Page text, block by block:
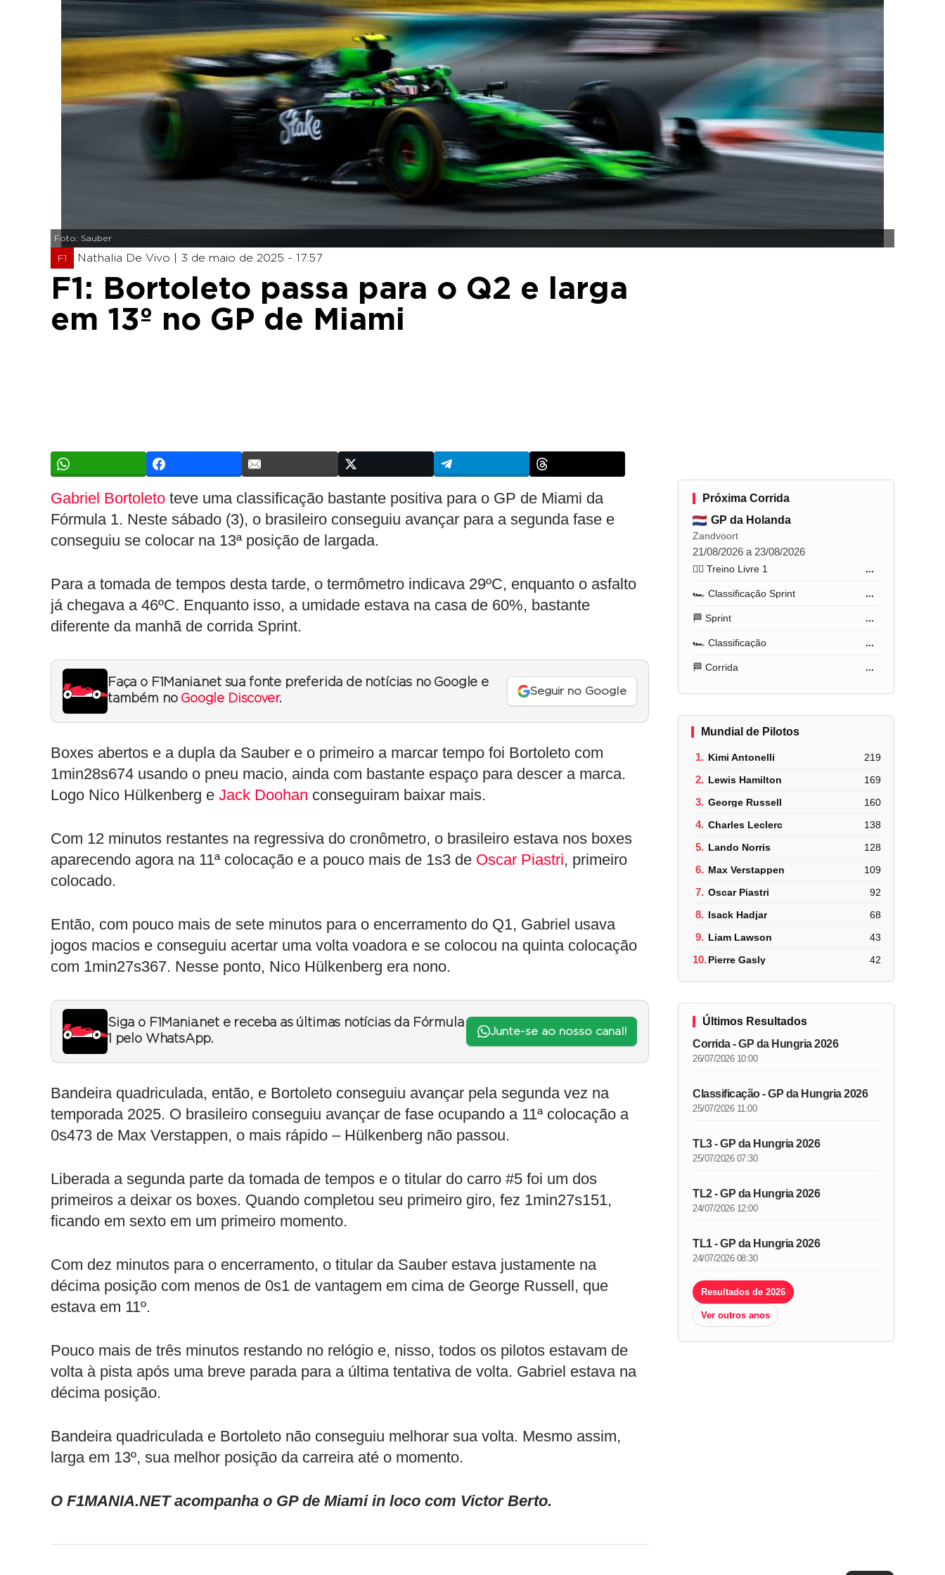
Foto: Sauber
F1 Nathalia De Vivo | 3 de maio de 2025 - 17:57
F1: Bortoleto passa para o Q2 e larga
em 13º no GP de Miami
Gabriel Bortoleto teve uma classificação bastante positiva para o GP de Miami da
Fórmula 1. Neste sábado (3), o brasileiro conseguiu avançar para a segunda fase e
conseguiu se colocar na 13ª posição de largada.
Para a tomada de tempos desta tarde, o termômetro indicava 29ºC, enquanto o asfalto
já chegava a 46ºC. Enquanto isso, a umidade estava na casa de 60%, bastante
diferente da manhã de corrida Sprint.
Faça o F1Mania.net sua fonte preferida de notícias no Google e
também no Google Discover.
Seguir no Google
Boxes abertos e a dupla da Sauber e o primeiro a marcar tempo foi Bortoleto com
1min28s674 usando o pneu macio, ainda com bastante espaço para descer a marca.
Logo Nico Hülkenberg e Jack Doohan conseguiram baixar mais.
Com 12 minutos restantes na regressiva do cronômetro, o brasileiro estava nos boxes
aparecendo agora na 11ª colocação e a pouco mais de 1s3 de Oscar Piastri, primeiro
colocado.
Então, com pouco mais de sete minutos para o encerramento do Q1, Gabriel usava
jogos macios e conseguiu acertar uma volta voadora e se colocou na quinta colocação
com 1min27s367. Nesse ponto, Nico Hülkenberg era nono.
Siga o F1Mania.net e receba as últimas notícias da Fórmula
1 pelo WhatsApp.
Junte-se ao nosso canal!
Bandeira quadriculada, então, e Bortoleto conseguiu avançar pela segunda vez na
temporada 2025. O brasileiro conseguiu avançar de fase ocupando a 11ª colocação a
0s473 de Max Verstappen, o mais rápido – Hülkenberg não passou.
Liberada a segunda parte da tomada de tempos e o titular do carro #5 foi um dos
primeiros a deixar os boxes. Quando completou seu primeiro giro, fez 1min27s151,
ficando em sexto em um primeiro momento.
Com dez minutos para o encerramento, o titular da Sauber estava justamente na
décima posição com menos de 0s1 de vantagem em cima de George Russell, que
estava em 11º.
Pouco mais de três minutos restando no relógio e, nisso, todos os pilotos estavam de
volta à pista após uma breve parada para a última tentativa de volta. Gabriel estava na
décima posição.
Bandeira quadriculada e Bortoleto não conseguiu melhorar sua volta. Mesmo assim,
larga em 13º, sua melhor posição da carreira até o momento.
O F1MANIA.NET acompanha o GP de Miami in loco com Victor Berto.
Próxima Corrida
GP da Holanda
Zandvoort
21/08/2026 a 23/08/2026
🏋️‍♂️ Treino Livre 1 ...
🏎️ Classificação Sprint ...
🏁 Sprint ...
🏎️ Classificação ...
🏁 Corrida ...
Mundial de Pilotos
1. Kimi Antonelli 219
2. Lewis Hamilton 169
3. George Russell 160
4. Charles Leclerc 138
5. Lando Norris 128
6. Max Verstappen 109
7. Oscar Piastri 92
8. Isack Hadjar 68
9. Liam Lawson 43
10.Pierre Gasly 42
Últimos Resultados
Corrida - GP da Hungria 2026
26/07/2026 10:00
Classificação - GP da Hungria 2026
25/07/2026 11:00
TL3 - GP da Hungria 2026
25/07/2026 07:30
TL2 - GP da Hungria 2026
24/07/2026 12:00
TL1 - GP da Hungria 2026
24/07/2026 08:30
Resultados de 2026
Ver outros anos